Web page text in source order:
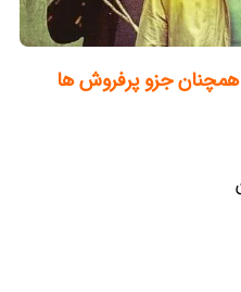
همچنان جزو پرفروش ها